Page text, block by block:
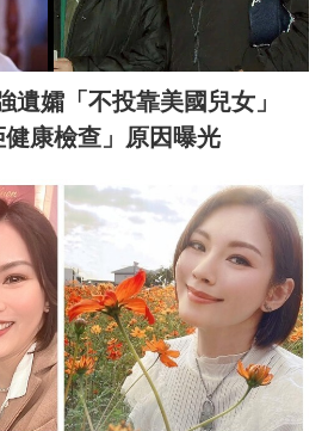
遺孀「不投靠美國兒女」
康檢查」原因曝光